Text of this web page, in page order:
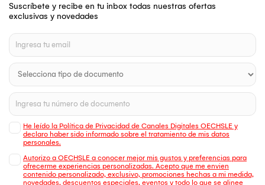
Suscríbete y recibe en tu inbox todas nuestras ofertas
exclusivas y novedades
He leído la Política de Privacidad de Canales Digitales OECHSLE y
declaro haber sido informado sobre el tratamiento de mis datos
personales.
Autorizo a OECHSLE a conocer mejor mis gustos y preferencias para
ofrecerme experiencias personalizadas. Acepto que me envien
contenido personalizado, exclusivo, promociones hechas a mi medida,
novedades, descuentos especiales, eventos y todo lo que se alinee